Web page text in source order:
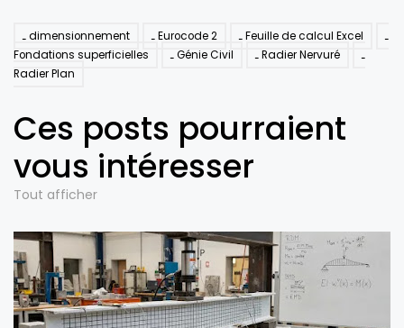
dimensionnement Eurocode 2
Feuille de calcul Excel
Fondations superficielles
Génie Civil
Radier Nervuré
Radier Plan
Ces posts pourraient
vous intéresser
Tout afficher